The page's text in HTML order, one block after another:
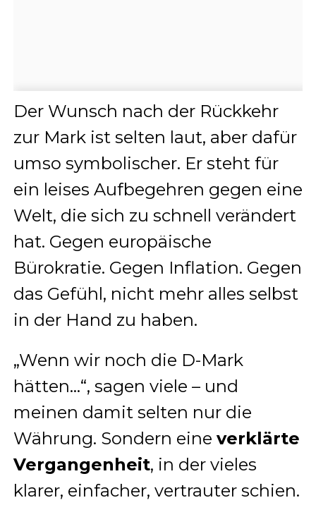
Der Wunsch nach der Rückkehr
zur Mark ist selten laut, aber dafür
umso symbolischer. Er steht für
ein leises Aufbegehren gegen eine
Welt, die sich zu schnell verändert
hat. Gegen europäische
Bürokratie. Gegen Inflation. Gegen
das Gefühl, nicht mehr alles selbst
in der Hand zu haben.
„Wenn wir noch die D-Mark
hätten…“, sagen viele – und
meinen damit selten nur die
Währung. Sondern eine verklärte
Vergangenheit, in der vieles
klarer, einfacher, vertrauter schien.